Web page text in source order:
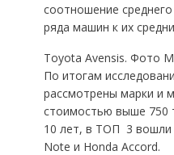
соотношение
ряда машин к их
Toyota Avensis. Фото
По итогам
рассмотрены марки и
стоимостью выше 750
10 лет, в ТОП  3
Note и Honda Accord.